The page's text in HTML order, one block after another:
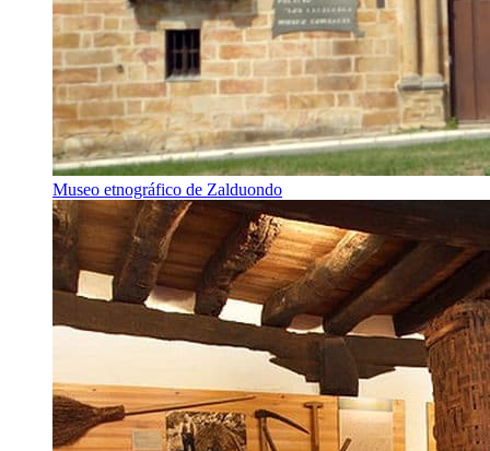
Museo etnográfico de Zalduondo